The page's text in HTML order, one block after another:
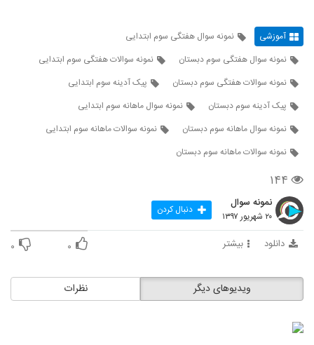
آموزشی
نمونه سوال هفتگی سوم ابتدایی
نمونه سوال هفتگی سوم دبستان
نمونه سوالات هفتگی سوم ابتدایی
نمونه سوالات هفتگی سوم دبستان
پیک آدینه سوم ابتدایی
پیک آدینه سوم دبستان
نمونه سوال ماهانه سوم ابتدایی
نمونه سوال ماهانه سوم دبستان
نمونه سوالات ماهانه سوم ابتدایی
نمونه سوالات ماهانه سوم دبستان
۱۴۴
نمونه سوال
۲۰ شهریور ۱۳۹۷ دنبال کردن
دانلود بیشتر ۰ ۰
نظرات ویدیوهای دیگر